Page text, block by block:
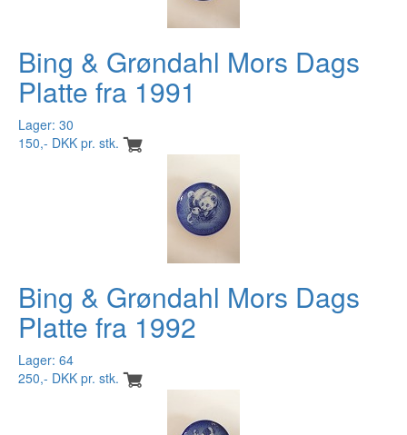
Bing & Grøndahl Mors Dags
Platte fra 1991
Lager: 30
150,- DKK pr. stk.
Bing & Grøndahl Mors Dags
Platte fra 1992
Lager: 64
250,- DKK pr. stk.